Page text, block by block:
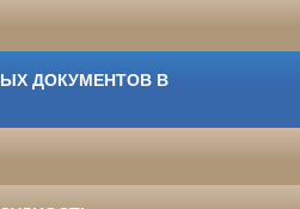
ДОКУМЕНТОВ В